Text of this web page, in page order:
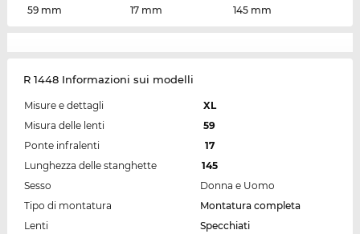
59 mm
17 mm
145 mm
R 1448 Informazioni sui modelli
Misure e dettagli
XL
Misura delle lenti
59
Ponte infralenti
17
Lunghezza delle stanghette
145
Sesso
Donna e Uomo
Tipo di montatura
Montatura completa
Lenti
Specchiati